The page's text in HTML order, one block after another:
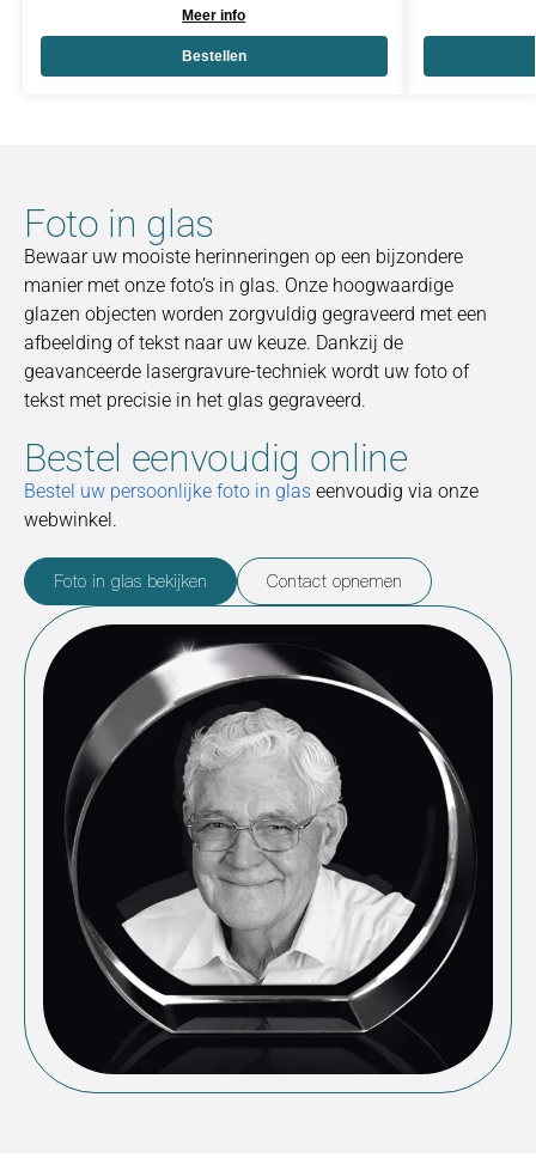
Meer info
Bestellen
Foto in glas
Bewaar uw mooiste herinneringen op een bijzondere
manier met onze foto’s in glas. Onze hoogwaardige
glazen objecten worden zorgvuldig gegraveerd met een
afbeelding of tekst naar uw keuze. Dankzij de
geavanceerde lasergravure-techniek wordt uw foto of
tekst met precisie in het glas gegraveerd.
Bestel eenvoudig online
Bestel uw persoonlijke foto in glas eenvoudig via onze
webwinkel.
Foto in glas bekijken Contact opnemen